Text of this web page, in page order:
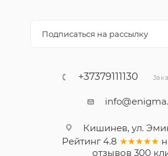
Подписаться на рассылку
+37379111130
Кишинев, ул.
Рейтинг 4.8 ★★★★★
отзывов 300